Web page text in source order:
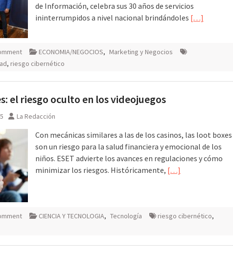
de Información, celebra sus 30 años de servicios
ininterrumpidos a nivel nacional brindándoles […]
ECONOMIA/NEGOCIOS, Marketing y Negocios
, riesgo cibernético
el riesgo oculto en los videojuegos
La Redacción
Con mecánicas similares a las de los casinos, las loot boxes
son un riesgo para la salud financiera y emocional de los
niños. ESET advierte los avances en regulaciones y cómo
minimizar los riesgos. Históricamente, […]
CIENCIA Y TECNOLOGIA, Tecnología riesgo cibernético,